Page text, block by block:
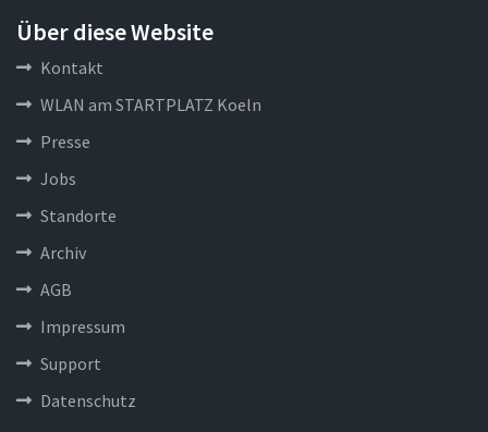
Über diese Website
Kontakt
WLAN am STARTPLATZ Koeln
Presse
Jobs
Standorte
Archiv
AGB
Impressum
Support
Datenschutz